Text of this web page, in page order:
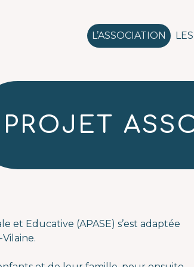
pour
L’ASSOCIATION
PROJET
et Educative (APASE) s’est adaptée